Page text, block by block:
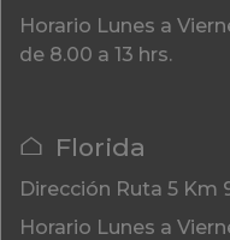
Horario Lunes a
de 8.00 a 13 hrs.
Florida
Dirección Ruta 5 Km
Horario Lunes a